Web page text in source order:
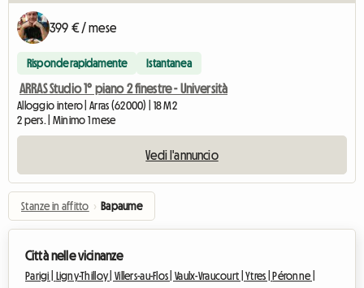
399 € / mese
Risponde rapidamente Istantanea
ARRAS Studio 1° piano 2 finestre - Università
Alloggio intero | Arras (62000) | 18 M2
2 pers. | Minimo 1 mese
Vedi l'annuncio
Stanze in affitto › Bapaume
Città nelle vicinanze
Parigi | Ligny-Thilloy |Villers-au-Flos |Vaulx-Vraucourt |Ytres |
Péronne |